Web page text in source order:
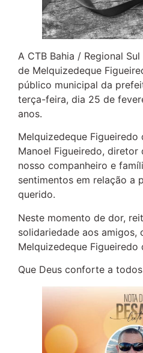
A CTB Bahia / Regional
de Melquizedeque
público municipal da
terça-feira, dia 25 de
anos.
Melquizedeque Figueiredo
Manoel Figueiredo, diretor
nosso companheiro e
sentimentos em relação a
querido.
Neste momento de dor,
solidariedade aos amigos,
Melquizedeque Figueiredo
Que Deus conforte a